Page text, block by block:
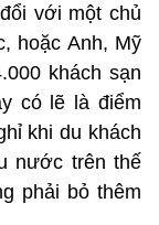
với một chủ
hoặc Anh, Mỹ
khách sạn
có lẽ là điểm
khi du khách
nước trên thế
phải bỏ thêm